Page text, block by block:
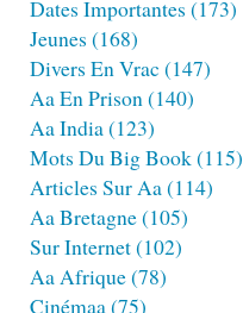
Dates Importantes (173)
Jeunes (168)
Divers En Vrac (147)
Aa En Prison(140)
Aa India(123)
Mots Du Big Book(115)
Articles Sur Aa(114)
Aa Bretagne(105)
Sur Internet(102)
Aa Afrique(78)
Cinémaa(75)